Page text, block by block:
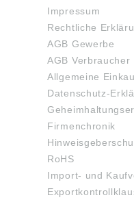
Impressum
Rechtliche
AGB Gewerbe
AGB Verbraucher
Allgemeine
Datenschutz-
Firmenchronik
RoHS
Import- und